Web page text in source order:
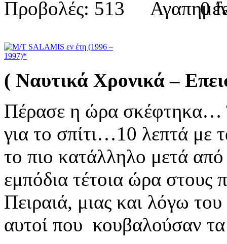
Προβολές: 513 0
( Ναυτικά Χρονικά –
Πέρασε η ώρα
για το σπίτι…10 λεπτά με
το πιο κατάλληλο μετά
εμπόδια τέτοια ώρα στους
Πειραιά, μιας και λόγω
αυτοί που κουβαλούσαν